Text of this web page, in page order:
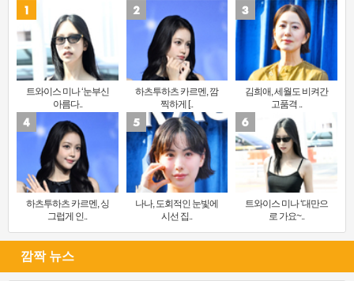
트와이스 미나 ‘눈부신
아름다..
하츠투하츠 카르멘, 깜
찍하게 [..
김희애, 세월도 비켜간
고품격 ..
하츠투하츠 카르멘, 싱
그럽게 인..
나나, 도회적인 눈빛에
시선 집..
트와이스 미나 ‘대만으
로 가요~..
깜짝 뉴스